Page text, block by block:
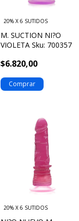
M. SUCTION NI?O
VIOLETA Sku: 700357
$6.820,00
20% X 6 SUTIDOS
20% X 6 SUTIDOS